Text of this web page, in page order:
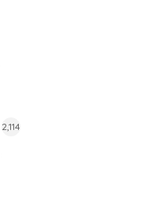
2,114